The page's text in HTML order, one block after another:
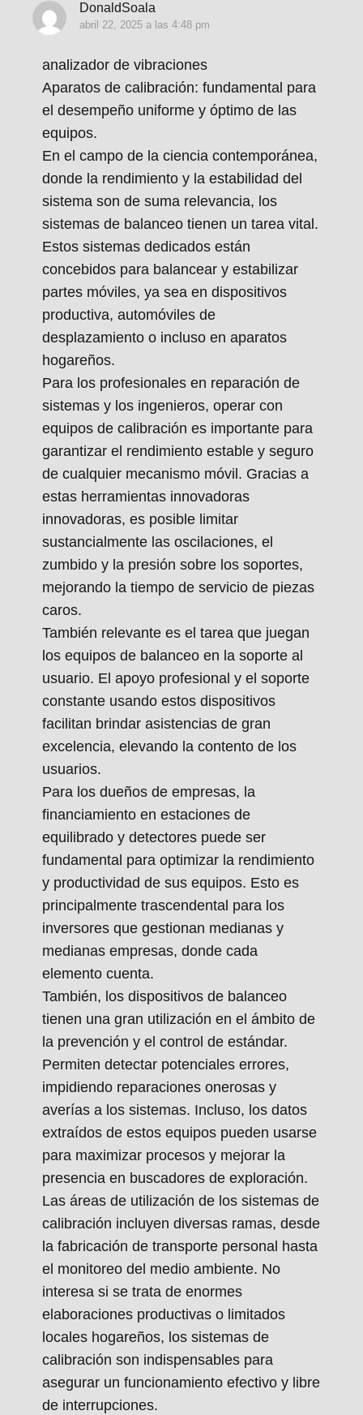
DonaldSoala
abril 22, 2025 a las 4:48 pm
analizador de vibraciones
Aparatos de calibración: fundamental para
el desempeño uniforme y óptimo de las
equipos.
En el campo de la ciencia contemporánea,
donde la rendimiento y la estabilidad del
sistema son de suma relevancia, los
sistemas de balanceo tienen un tarea vital.
Estos sistemas dedicados están
concebidos para balancear y estabilizar
partes móviles, ya sea en dispositivos
productiva, automóviles de
desplazamiento o incluso en aparatos
hogareños.
Para los profesionales en reparación de
sistemas y los ingenieros, operar con
equipos de calibración es importante para
garantizar el rendimiento estable y seguro
de cualquier mecanismo móvil. Gracias a
estas herramientas innovadoras
innovadoras, es posible limitar
sustancialmente las oscilaciones, el
zumbido y la presión sobre los soportes,
mejorando la tiempo de servicio de piezas
caros.
También relevante es el tarea que juegan
los equipos de balanceo en la soporte al
usuario. El apoyo profesional y el soporte
constante usando estos dispositivos
facilitan brindar asistencias de gran
excelencia, elevando la contento de los
usuarios.
Para los dueños de empresas, la
financiamiento en estaciones de
equilibrado y detectores puede ser
fundamental para optimizar la rendimiento
y productividad de sus equipos. Esto es
principalmente trascendental para los
inversores que gestionan medianas y
medianas empresas, donde cada
elemento cuenta.
También, los dispositivos de balanceo
tienen una gran utilización en el ámbito de
la prevención y el control de estándar.
Permiten detectar potenciales errores,
impidiendo reparaciones onerosas y
averías a los sistemas. Incluso, los datos
extraídos de estos equipos pueden usarse
para maximizar procesos y mejorar la
presencia en buscadores de exploración.
Las áreas de utilización de los sistemas de
calibración incluyen diversas ramas, desde
la fabricación de transporte personal hasta
el monitoreo del medio ambiente. No
interesa si se trata de enormes
elaboraciones productivas o limitados
locales hogareños, los sistemas de
calibración son indispensables para
asegurar un funcionamiento efectivo y libre
de interrupciones.